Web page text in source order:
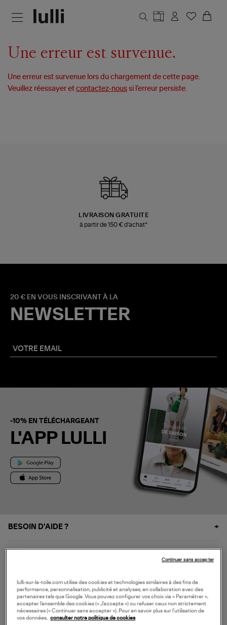
Une erreur est survenue.
Une erreur est survenue lors du chargement de cette page.
Veuillez réessayer etcontactez-nous si l’erreur persiste.
LIVRAISON GRATUITE
à partir de 150 € d'achat*
20 € EN VOUS INSCRIVANT À LA
NEWSLETTER
-10% EN TÉLÉCHARGEANT
L'APP LULLI
BESOIN D'AIDE ?
NOS SERVICES
SERVICE CLIENT
lulli-sur-la-toile.com utilise des cookies et technologies similaires à des fins de
performance, personnalisation, publicité et analyses, en collaboration avec des
partenaires tels que Google. Vous pouvez configurer vos choix via « Paramétrer »,
accepter l’ensemble des cookies (« J’accepte ») ou refuser ceux non strictement
nécessaires (« Continuer sans accepter »). Pour en savoir plus sur l’utilisation de
vos données,
consulter notre politique de cookies
Continuer sans accepter